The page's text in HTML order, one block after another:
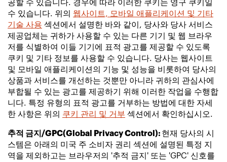
공할 수 있습니다. 경우에 따라 이러한 쿠키는 영구 쿠키일
수 있습니다. 위의 웹사이트, 모바일 애플리케이션 및 기타
기술 사용 섹션에서 설명한 바와 같이, 당사와 당사 서비스
제공업체는 귀하가 사용할 수 있는 다른 기기 및 웹 브라우
저를 식별하여 이들 기기에 표적 광고를 제공할 수 있도록
쿠키 및 기타 정보를 사용할 수 있습니다. 당사는 웹사이트
및 모바일 애플리케이션의 기능 및 성능을 비롯하여 당사의
상품과 서비스를 개선하는 것뿐만 아니라 귀하의 관심사에
부합될 수 있는 광고를 제공하기 위해 이러한 작업을 수행합
니다. 특정 유형의 표적 광고를 거부하는 방법에 대한 자세
한 사항은 위의 쿠키 관리 및 거부 섹션에서 확인하십시오.
추적 금지/GPC(Global Privacy Control): 현재 당사의 시
스템은 아래의 미국 주 소비자 권리 섹션에 설명된 특정 지
역을 제외하고는 브라우저의 '추적 금지' 또는 'GPC' 신호를